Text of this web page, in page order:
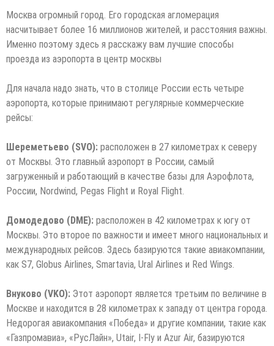
Москва огромный город. Его городская агломерация
насчитывает более 16 миллионов жителей, и расстояния важны.
Именно поэтому здесь я расскажу вам лучшие способы
проезда из аэропорта в центр москвы
Для начала надо знать, что в столице России есть четыре
аэропорта, которые принимают регулярные коммерческие
рейсы:
Шереметьево (SVO): расположен в 27 километрах к северу
от Москвы. Это главный аэропорт в России, самый
загруженный и работающий в качестве базы для Аэрофлота,
России, Nordwind, Pegas Flight и Royal Flight.
Домодедово (DME): расположен в 42 километрах к югу от
Москвы. Это второе по важности и имеет много национальных и
международных рейсов. Здесь базируются такие авиакомпании,
как S7, Globus Airlines, Smartavia, Ural Airlines и Red Wings.
Внуково (VKO): Этот аэропорт является третьим по величине в
Москве и находится в 28 километрах к западу от центра города.
Недорогая авиакомпания «Победа» и другие компании, такие как
«Газпромавиа», «РусЛайн», Utair, I-Fly и Azur Air, базируются